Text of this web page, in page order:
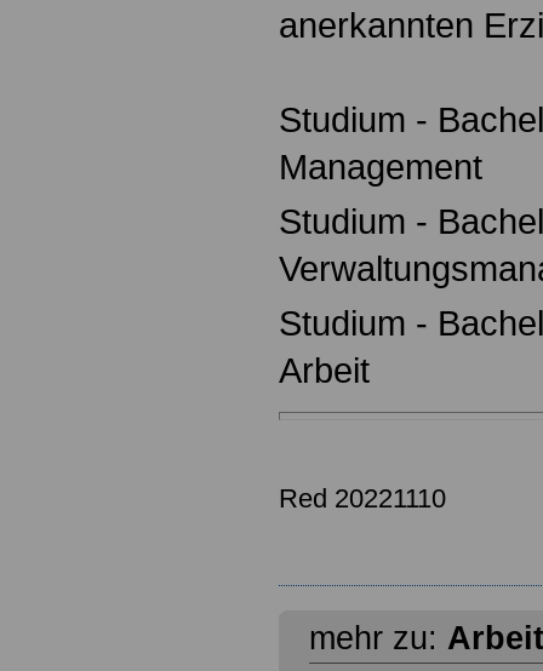
anerkannten
Studium -
Management
Studium -
Studium -
Arbeit
Red 20221110
mehr zu: